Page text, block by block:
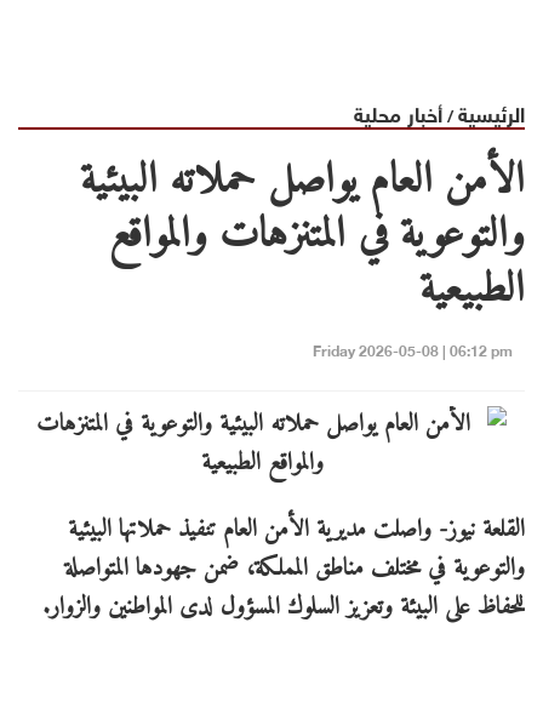
الرئيسية/أخبار محلية
الأمن العام يواصل حملاته البيئية
والتوعوية في المتنزهات والمواقع
الطبيعية
Friday 2026-05-08 | 06:12 pm
القلعة نيوز- واصلت مديرية الأمن العام تنفيذ حملاتها البيئية
والتوعوية في مختلف مناطق المملكة، ضمن جهودها المتواصلة
للحفاظ على البيئة وتعزيز السلوك المسؤول لدى المواطنين والزوار.